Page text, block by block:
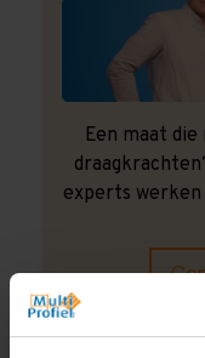
Een maat
experts